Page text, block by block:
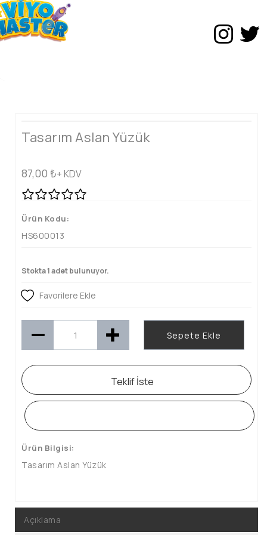
Tasarım Aslan Yüzük
87,00 ₺+ KDV
Ürün Kodu:
HS600013
Stokta 1 adet bulunuyor.
Favorilere Ekle
Sepete Ekle
Teklif İste
Ürün Bilgisi:
Tasarım Aslan Yüzük
Açıklama